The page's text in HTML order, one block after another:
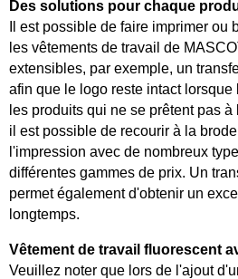
Des solutions pour chaque
Il est possible de faire imprimer ou
les vêtements de travail de
extensibles, par exemple, un
afin que le logo reste intact lorsque
les produits qui ne se prêtent pas
il est possible de recourir à la
l'impression avec de nombreux
différentes gammes de prix. Un
permet également d'obtenir un
longtemps.
Vêtement de travail fluorescent
Veuillez noter que lors de l'ajout